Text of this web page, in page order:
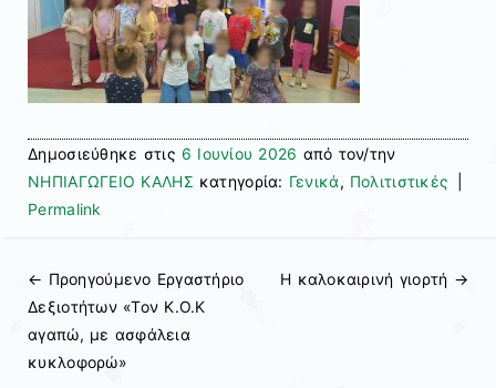
Δημοσιεύθηκε στις 6 Ιουνίου 2026 από τον/την
ΝΗΠΙΑΓΩΓΕΙΟ ΚΑΛΗΣ κατηγορία: Γενικά, Πολιτιστικές
Permalink
Πλοήγηση άρθρων
← Προηγούμενo Εργαστήριο
Δεξιοτήτων «Τον Κ.Ο.Κ
αγαπώ, με ασφάλεια
κυκλοφορώ»
Η καλοκαιρινή γιορτή →